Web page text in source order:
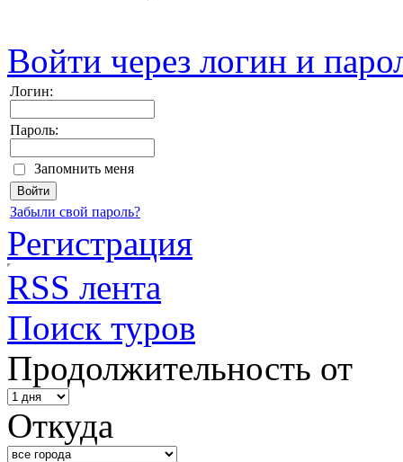
Войти через логин и
Логин:
Пароль:
Запомнить меня
Забыли свой пароль?
Регистрация
RSS лента
Поиск туров
Продолжительность от
Откуда